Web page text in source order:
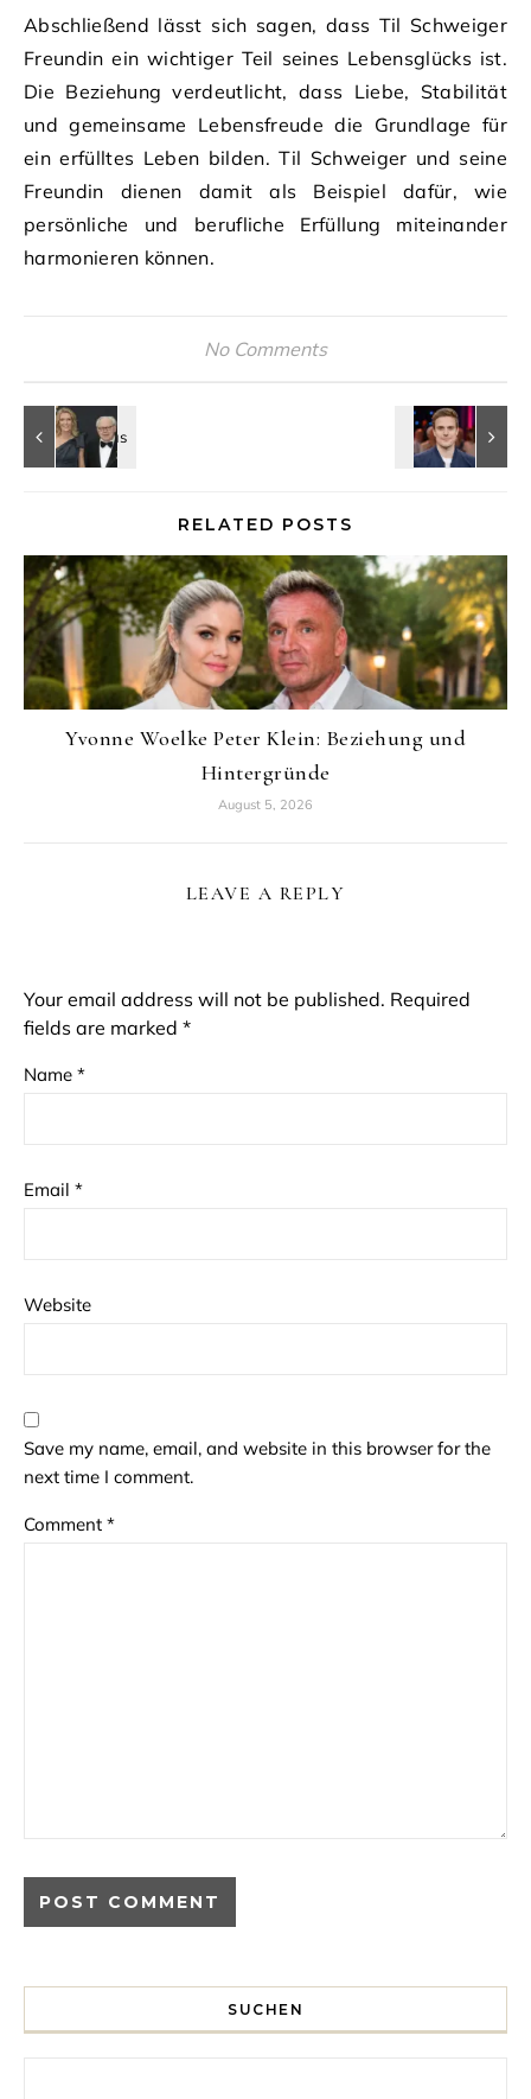
Abschließend lässt sich sagen, dass Til Schweiger
Freundin ein wichtiger Teil seines Lebensglücks ist.
Die Beziehung verdeutlicht, dass Liebe, Stabilität
und gemeinsame Lebensfreude die Grundlage für
ein erfülltes Leben bilden. Til Schweiger und seine
Freundin dienen damit als Beispiel dafür, wie
persönliche und berufliche Erfüllung miteinander
harmonieren können.
No Comments
RELATED POSTS
Yvonne Woelke Peter Klein: Beziehung und
Hintergründe
August 5, 2026
LEAVE A REPLY
Your email address will not be published. Required
fields are marked *
Name *
Email *
Website
Save my name, email, and website in this browser for the
next time I comment.
Comment *
SUCHEN